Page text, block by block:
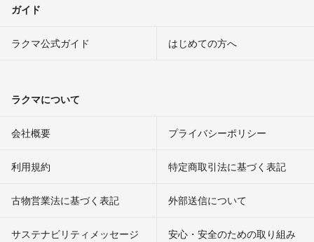
ガイド
ラクマ公式ガイド はじめての方へ
ラクマについて
会社概要 プライバシーポリシー
利用規約 特定商取引法に基づく表記
古物営業法に基づく表記 外部送信について
サステナビリティメッセージ 安心・安全のための取り組み